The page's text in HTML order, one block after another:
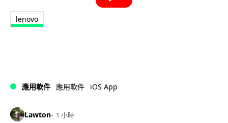
lenovo
應用軟件 應用軟件 iOS App
Lawton 1 小時